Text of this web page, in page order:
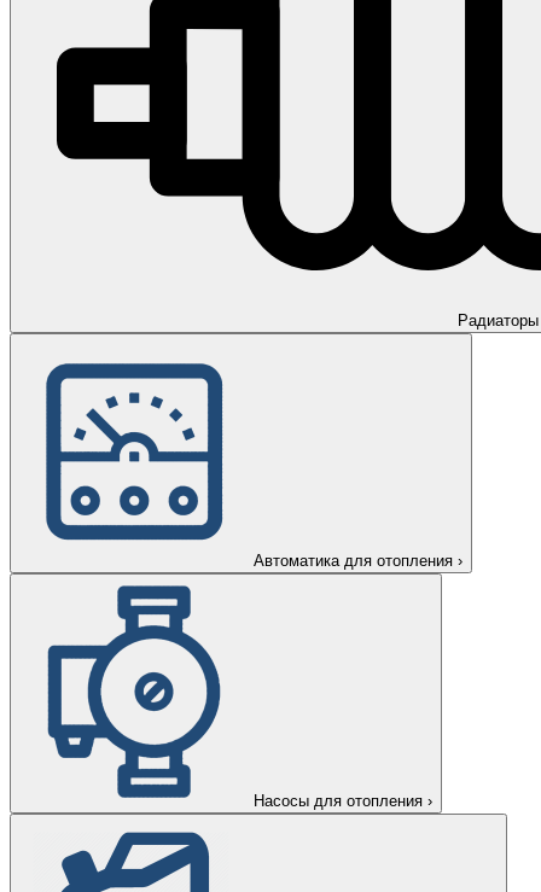
Радиаторы
Автоматика для отопления ›
Насосы для отопления ›